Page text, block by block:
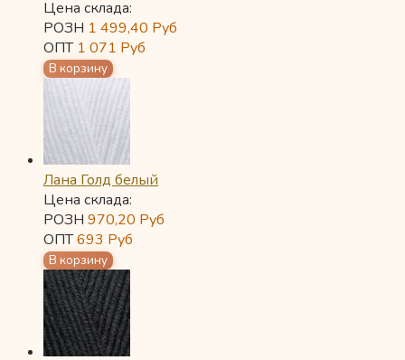
Цена склада:
РОЗН 1 499,40 Руб
ОПТ 1 071 Руб
Лана Голд белый
Цена склада:
РОЗН 970,20 Руб
ОПТ693 Руб